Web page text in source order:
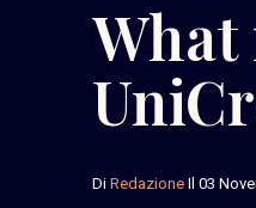
What
Di Redazione Il 03